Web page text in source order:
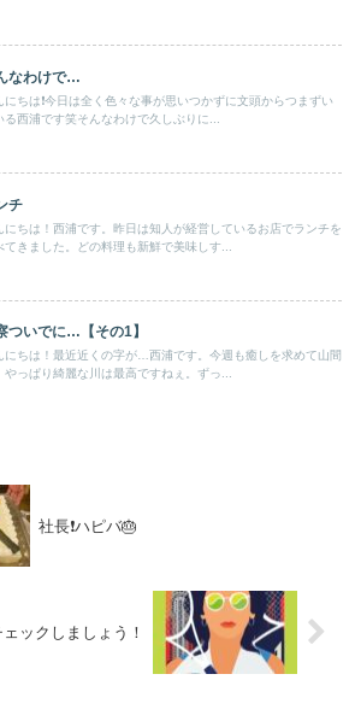
なわけで…
にちは❗️今日は全く色々な事が思いつかずに文頭からつまずい
る西浦です笑そんなわけで久しぶりに...
チ
にちは！西浦です。昨日は知人が経営しているお店でランチを
てきました。どの料理も新鮮で美味しす...
ついでに…【その1】
にちは！最近近くの字が…西浦です。今週も癒しを求めて山間
やっぱり綺麗な川は最高ですねぇ。ずっ...
社長❗️ハピバ🎂
ックしましょう！